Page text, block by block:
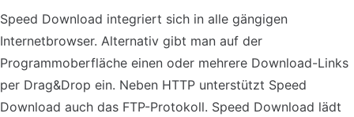
Speed Download integriert sich in alle gängigen
Internetbrowser. Alternativ gibt man auf der
Programmoberfläche einen oder mehrere Download-Links
per Drag&Drop ein. Neben HTTP unterstützt Speed
Download auch das FTP-Protokoll. Speed Download lädt